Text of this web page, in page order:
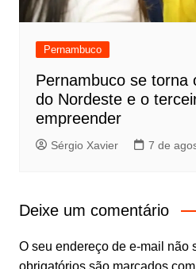
Pernambuco
Pernambuco se torna
do Nordeste e o
empreender
Sérgio Xavier 7 de
Deixe um comentário
O seu endereço de e-mail não
obrigatórios são marcados com